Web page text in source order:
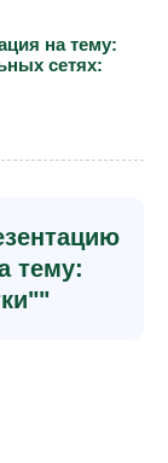
на тему:
сетях:
тему: